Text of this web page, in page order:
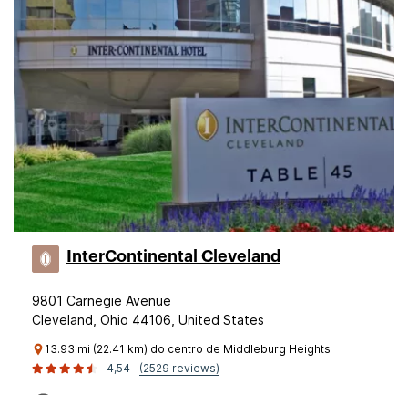
InterContinental Cleveland
9801 Carnegie Avenue
Cleveland, Ohio 44106, United States
13.93 mi (22.41 km) do centro de Middleburg Heights
4,54
(2529 reviews)